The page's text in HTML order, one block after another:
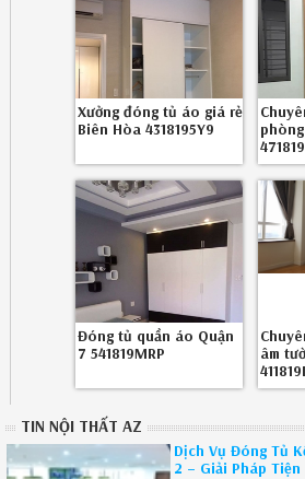
Xưởng đóng tủ áo giá rẻ
Biên Hòa 4318195Y9
Đóng tủ quần áo Quận
7 541819MRP
âm
TIN NỘI THẤT AZ
Dịch Vụ Đóng Tủ
2 – Giải Pháp